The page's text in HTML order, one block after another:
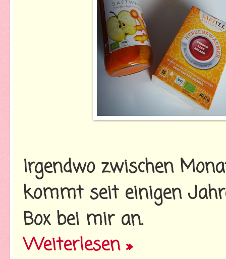
Irgendwo zwischen
kommt seit einigen
Box bei mir an.
Weiterlesen »